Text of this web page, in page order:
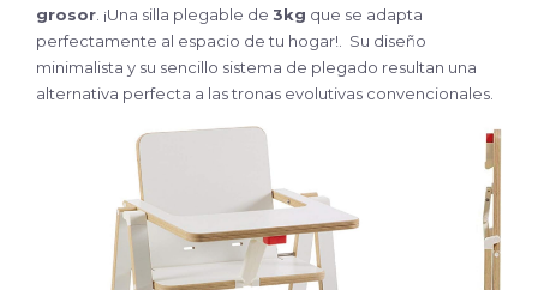
grosor. ¡Una silla plegable de 3kg que se adapta
perfectamente al espacio de tu hogar!. Su diseño
minimalista y su sencillo sistema de plegado resultan una
alternativa perfecta a las tronas evolutivas convencionales.